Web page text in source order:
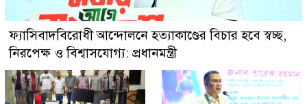
ফ্যাসিবাদবিরোধী আন্দোলনে হত্যাকাণ্ডের বিচার হবে স্বচ্ছ,
নিরপেক্ষ ও বিশ্বাসযোগ্য: প্রধানমন্ত্রী